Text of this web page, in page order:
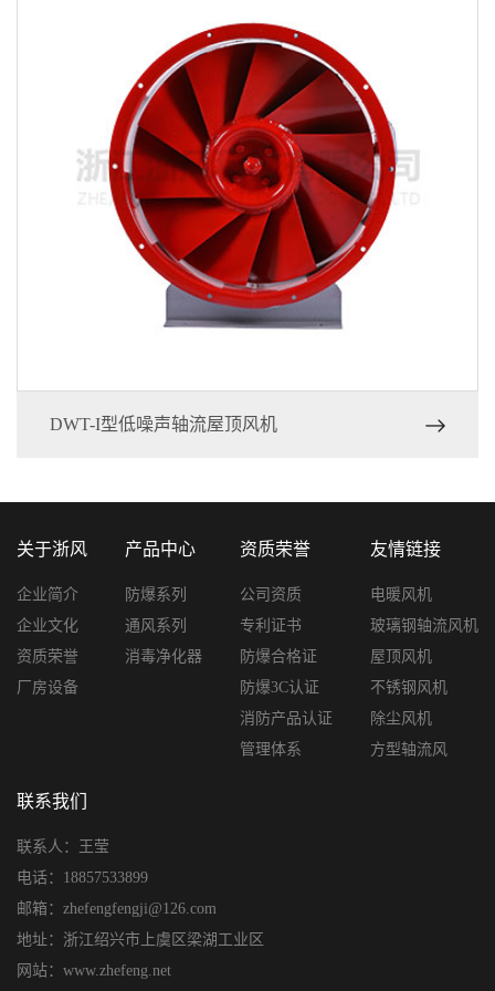
DWT-I型低噪声轴流屋顶风机
关于浙风
企业简介
企业文化
资质荣誉
厂房设备
产品中心
防爆系列
通风系列
消毒净化器
资质荣誉
公司资质
专利证书
防爆合格证
防爆3C认证
消防产品认证
管理体系
友情链接
电暖风机
玻璃钢轴流风机
屋顶风机
不锈钢风机
除尘风机
方型轴流风
联系我们
联系人：王莹
电话：18857533899
邮箱：zhefengfengji@126.com
地址：浙江绍兴市上虞区梁湖工业区
网站：www.zhefeng.net